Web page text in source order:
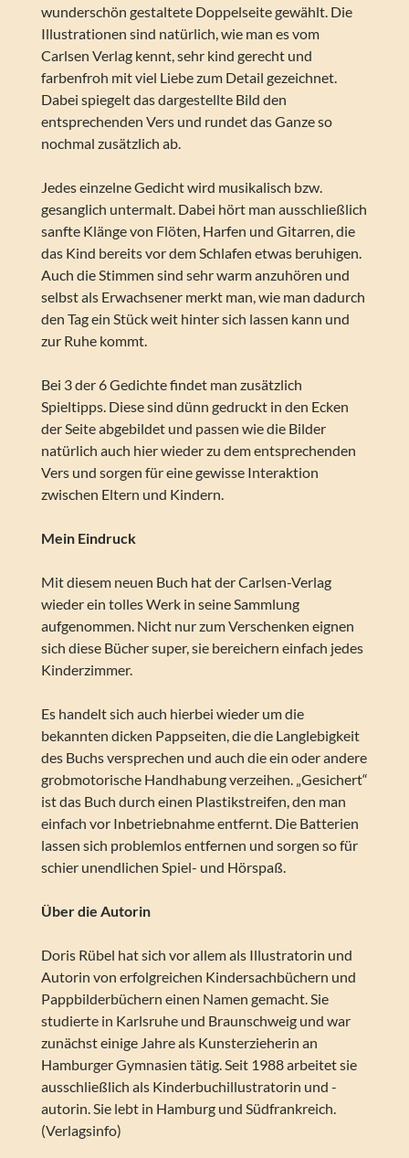
wunderschön gestaltete Doppelseite gewählt. Die
Illustrationen sind natürlich, wie man es vom
Carlsen Verlag kennt, sehr kind gerecht und
farbenfroh mit viel Liebe zum Detail gezeichnet.
Dabei spiegelt das dargestellte Bild den
entsprechenden Vers und rundet das Ganze so
nochmal zusätzlich ab.
Jedes einzelne Gedicht wird musikalisch bzw.
gesanglich untermalt. Dabei hört man ausschließlich
sanfte Klänge von Flöten, Harfen und Gitarren, die
das Kind bereits vor dem Schlafen etwas beruhigen.
Auch die Stimmen sind sehr warm anzuhören und
selbst als Erwachsener merkt man, wie man dadurch
den Tag ein Stück weit hinter sich lassen kann und
zur Ruhe kommt.
Bei 3 der 6 Gedichte findet man zusätzlich
Spieltipps. Diese sind dünn gedruckt in den Ecken
der Seite abgebildet und passen wie die Bilder
natürlich auch hier wieder zu dem entsprechenden
Vers und sorgen für eine gewisse Interaktion
zwischen Eltern und Kindern.
Mein Eindruck
Mit diesem neuen Buch hat der Carlsen-Verlag
wieder ein tolles Werk in seine Sammlung
aufgenommen. Nicht nur zum Verschenken eignen
sich diese Bücher super, sie bereichern einfach jedes
Kinderzimmer.
Es handelt sich auch hierbei wieder um die
bekannten dicken Pappseiten, die die Langlebigkeit
des Buchs versprechen und auch die ein oder andere
grobmotorische Handhabung verzeihen. „Gesichert“
ist das Buch durch einen Plastikstreifen, den man
einfach vor Inbetriebnahme entfernt. Die Batterien
lassen sich problemlos entfernen und sorgen so für
schier unendlichen Spiel- und Hörspaß.
Über die Autorin
Doris Rübel hat sich vor allem als Illustratorin und
Autorin von erfolgreichen Kindersachbüchern und
Pappbilderbüchern einen Namen gemacht. Sie
studierte in Karlsruhe und Braunschweig und war
zunächst einige Jahre als Kunsterzieherin an
Hamburger Gymnasien tätig. Seit 1988 arbeitet sie
ausschließlich als Kinderbuchillustratorin und -
autorin. Sie lebt in Hamburg und Südfrankreich.
(Verlagsinfo)